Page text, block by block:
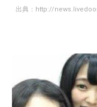
出典： http://